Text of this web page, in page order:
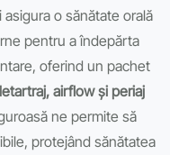
o sănătate orală
pentru a îndepărta
oferind un pachet
airflow și periaj
ne permite să
protejând sănătatea